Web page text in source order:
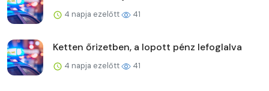
4 napja ezelőtt 41
Ketten őrizetben, a lopott pénz lefoglalva
4 napja ezelőtt 41